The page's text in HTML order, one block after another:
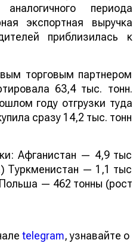
периода
экспортная выручка
приблизилась к
торговым партнером
63,4 тыс. тонн.
году отгрузки туда
сразу 14,2 тыс. тонн
Афганистан — 4,9 тыс
Туркменистан — 1,1 тыс
— 462 тонны (рост
telegram, узнавайте о